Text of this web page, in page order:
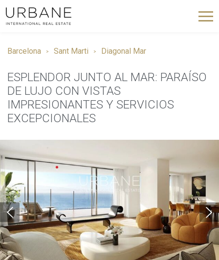
Barcelona Sant Marti Diagonal Mar
ESPLENDOR JUNTO AL MAR: PARAÍSO
DE LUJO CON VISTAS
IMPRESIONANTES Y SERVICIOS
EXCEPCIONALES